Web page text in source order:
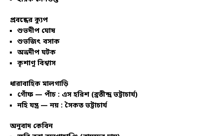
প্রবন্ধের ক্যুপ
শুভদীপ ঘোষ
শুভজিৎ বসাক
অভ্রদীপ ঘটক
কৃশাণু বিশ্বাস
ধারাবাহিক মালগাড়ি
গোঁফ — পাঁচ : এস হরিশ (ব্রতীন্দ্র ভট্টাচার্য)
নহি যন্ত্র — নয় : সৈকত ভট্টাচার্য
অনুবাদ কেবিন